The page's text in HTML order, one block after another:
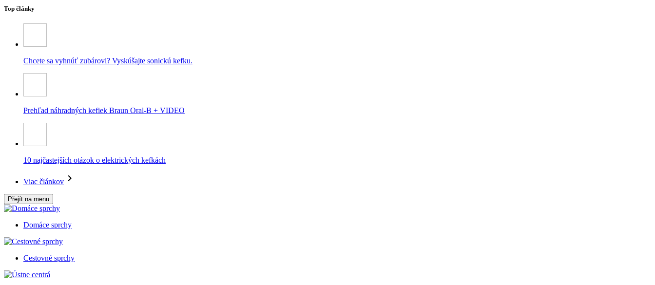
Top články
Chcete sa vyhnúť zubárovi? Vyskúšajte sonickú kefku.
Prehľad náhradných kefiek Braun Oral-B + VIDEO
10 najčastejších otázok o elektrických kefkách
Viac článkov
Přejít na menu
Domáce sprchy
Cestovné sprchy